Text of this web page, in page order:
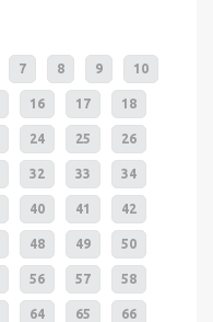
7 8 9 10
16 17 18
24 25 26
32 33 34
40 41 42
48 49 50
56 57 58
64 65 66